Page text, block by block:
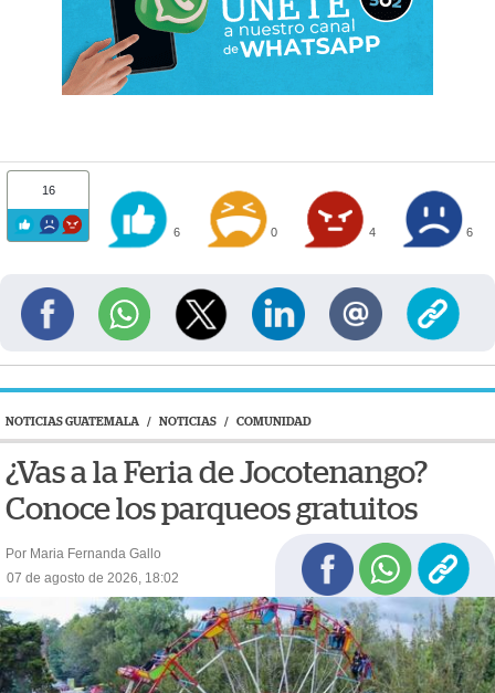
16
6 0 4 6
NOTICIAS GUATEMALA / NOTICIAS / COMUNIDAD
¿Vas a la Feria de Jocotenango?
Conoce los parqueos gratuitos
Por Maria Fernanda Gallo
07 de agosto de 2026, 18:02